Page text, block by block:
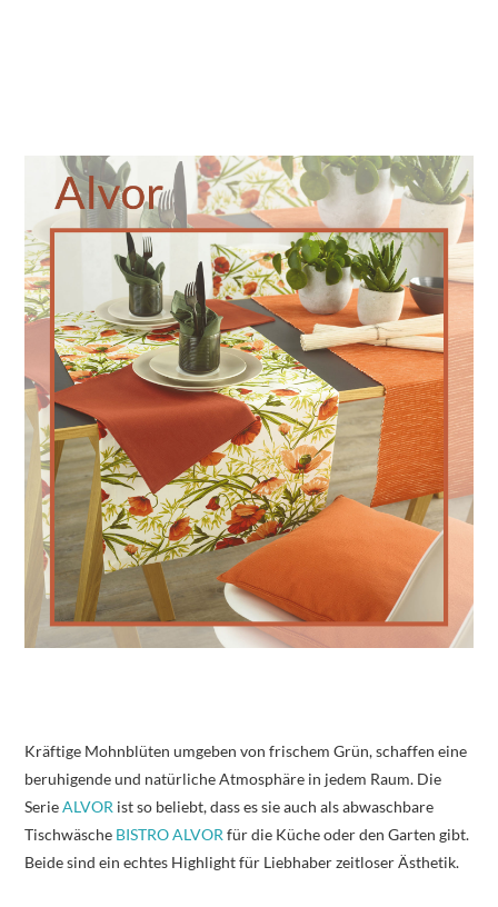
Kräftige Mohnblüten umgeben von frischem Grün, schaffen eine
beruhigende und natürliche Atmosphäre in jedem Raum. Die
SerieALVOR ist so beliebt, dass es sie auch als abwaschbare
Tischwäsche BISTRO ALVORfür die Küche oder den Garten gibt.
Beide sind ein echtes Highlight für Liebhaber zeitloser Ästhetik.